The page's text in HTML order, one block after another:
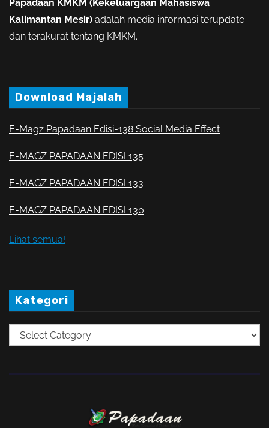
Papadaan KMKM (Kekeluargaan Mahasiswa
Kalimantan Mesir) adalah media informasi terupdate
dan terakurat tentang KMKM.
Download Majalah
E-Magz Papadaan Edisi-138 Social Media Effect
E-MAGZ PAPADAAN EDISI 135
E-MAGZ PAPADAAN EDISI 133
E-MAGZ PAPADAAN EDISI 130
Lihat semua!
Kategori
a